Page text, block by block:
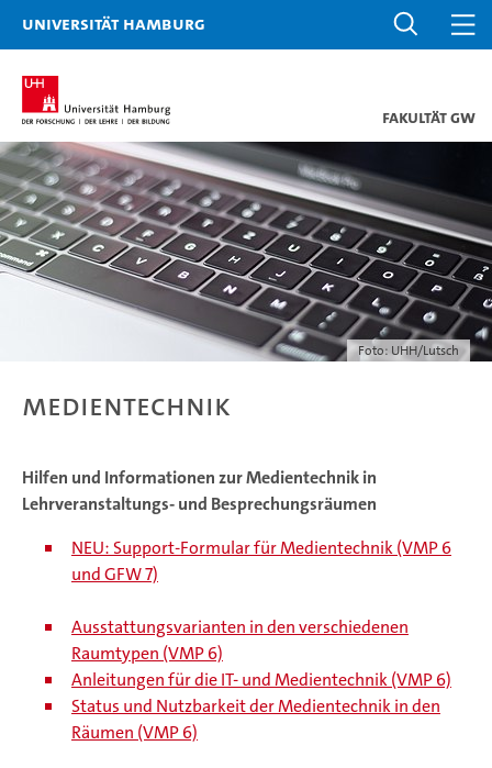
Universität Hamburg
Fakultät GW
Foto: UHH/Lutsch
Medientechnik
Hilfen und Informationen zur Medientechnik in
Lehrveranstaltungs- und Besprechungsräumen
NEU: Support-Formular für Medientechnik (VMP 6
und GFW 7)
Ausstattungsvarianten in den verschiedenen
Raumtypen (VMP 6)
Anleitungen für die IT- und Medientechnik (VMP 6)
Status und Nutzbarkeit der Medientechnik in den
Räumen (VMP 6)